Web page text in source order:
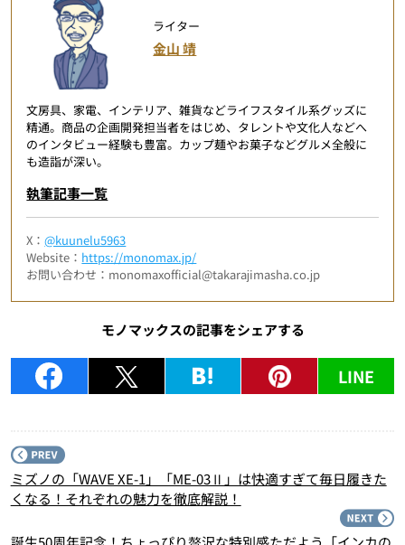
ライター
金山 靖
文房具、家電、インテリア、雑貨などライフスタイル系グッズに
精通。商品の企画開発担当者をはじめ、タレントや文化人などへ
のインタビュー経験も豊富。カップ麺やお菓子などグルメ全般に
も造詣が深い。
執筆記事一覧
X：@kuunelu5963
Website： https://monomax.jp/
お問い合わせ：monomaxofficial@takarajimasha.co.jp
モノマックスの記事をシェアする
LINE
ミズノの「WAVE XE-1」「ME-03Ⅱ」は快適すぎて毎日履きた
くなる！それぞれの魅力を徹底解説！